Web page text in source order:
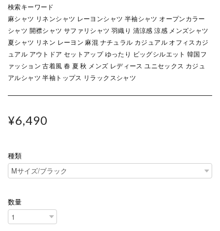
検索キーワード
麻シャツ リネンシャツ レーヨンシャツ 半袖シャツ オープンカラー
シャツ 開襟シャツ サファリシャツ 羽織り 清涼感 涼感 メンズシャツ
夏シャツ リネン レーヨン 麻混 ナチュラル カジュアル オフィスカジ
ュアル アウトドア セットアップ ゆったり ビッグシルエット 韓国フ
ァッション 古着風 春 夏 秋 メンズ レディース ユニセックス カジュ
アルシャツ 半袖トップス リラックスシャツ
¥6,490
種類
数量